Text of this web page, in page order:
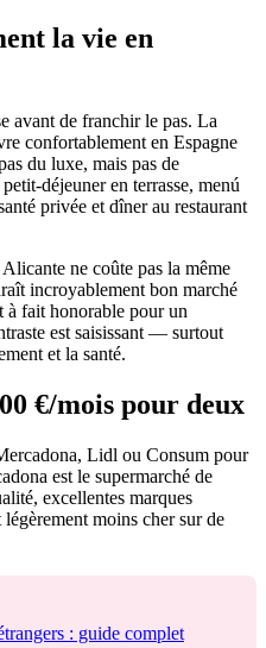
la vie en
avant de franchir le pas. La
confortablement en Espagne
du luxe, mais pas de
déjeuner en terrasse, menú
privée et dîner au restaurant
ne coûte pas la même
incroyablement bon marché
à fait honorable pour un
est saisissant — surtout
et la santé.
€/mois pour deux
Lidl ou Consum pour
est le supermarché de
excellentes marques
moins cher sur de
: guide complet